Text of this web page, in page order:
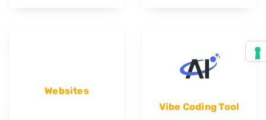
Websites
Vibe Coding Tool